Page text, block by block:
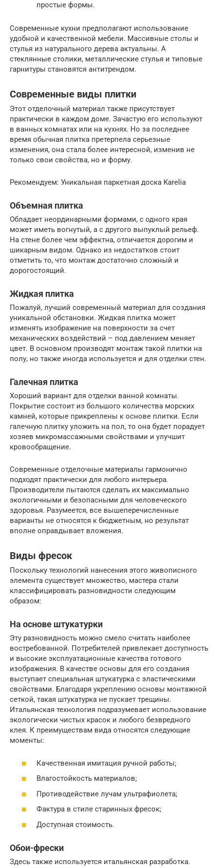
простые формы.
Современные кухни предполагают использование
удобной и качественной мебели. Массивные столы и
стулья из натурального дерева актуальны. А
стеклянные столики, металлические стулья и типовые
гарнитуры становятся антитрендом.
Современные виды плитки
Этот отделочный материал также присутствует
практически в каждом доме. Зачастую его используют
в ванных комнатах или на кухнях. Но за последнее
время обычная плитка претерпела серьезные
изменения, она стала более интересной, изменив не
только свои свойства, но и форму.
Рекомендуем: Уникальная паркетная доска Karelia
Объемная плитка
Обладает неординарными формами, с одного края
может иметь вогнутый, а с другого выпуклый рельеф.
На стене более чем эффектна, отличается дорогим и
шикарным видом. Однако из недостатков стоит
отметить то, что монтаж достаточно сложный и
дорогостоящий.
Жидкая плитка
Пожалуй, лучший современный материал для создания
уникальной обстановки. Жидкая плитка может
изменять изображение на поверхности за счет
механических воздействий – под давлением меняет
цвет. В основном производят монтаж такой плитки на
полу, но также иногда используется и для отделки стен.
Галечная плитка
Хороший вариант для отделки ванной комнаты.
Покрытие состоит из большого количества морских
камней, которые прикреплены к основе плитки. Если
галечную плитку уложить на пол, то она будет порадует
хозяев микромассажными свойствами и улучшит
кровообращение.
Современные отделочные материалы гармонично
подходят практически для любого интерьера.
Производители пытаются сделать их максимально
экологичными и безопасными для человеческого
здоровья. Разумеется, все вышеперечисленные
варианты не относятся к бюджетным, но результат
вполне оправдывает вложения.
Виды фресок
Поскольку технологий нанесения этого живописного
элемента существует множество, мастера стали
классифицировать разновидности следующим
образом:
На основе штукатурки
Эту разновидность можно смело считать наиболее
востребованной. Потребителей привлекает доступность
и высокие эксплуатационные качества готового
изображения. В качестве основы для его создания
выступает специальная штукатурка с эластическими
свойствами. Благодаря укреплению основы монтажной
сеткой, такая штукатурка не пускает трещины.
Итальянская технология подразумевает использование
экологически чистых красок и любого безвредного
клея. К преимуществам вида относятся следующие
моменты:
Качественная имитация ручной работы;
Влагостойкость материалов;
Противодействие лучам ультрафиолета;
Фактура в стиле старинных фресок;
Доступная стоимость.
Обои-фрески
Здесь также используется итальянская разработка.